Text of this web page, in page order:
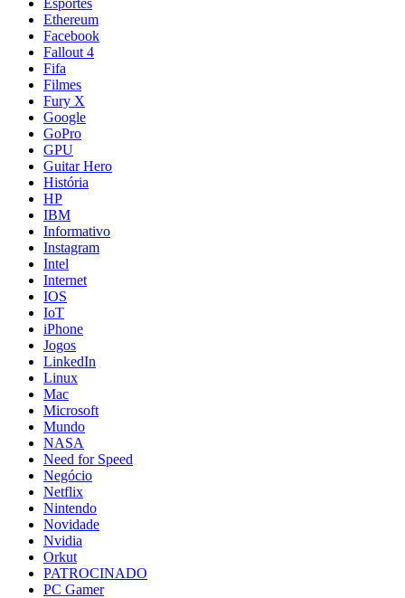
Ethereum
Facebook
Fallout 4
Fifa
Filmes
Fury X
Google
GoPro
GPU
Guitar Hero
História
HP
IBM
Informativo
Instagram
Intel
Internet
IOS
IoT
iPhone
Jogos
LinkedIn
Linux
Mac
Microsoft
Mundo
NASA
Need for Speed
Negócio
Netflix
Nintendo
Novidade
Nvidia
Orkut
PATROCINADO
PC Gamer